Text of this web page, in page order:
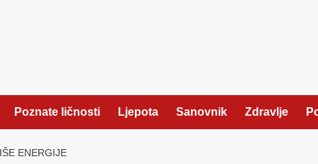
Poznate ličnosti Ljepota Sanovnik Zdravlje
ENERGIJE